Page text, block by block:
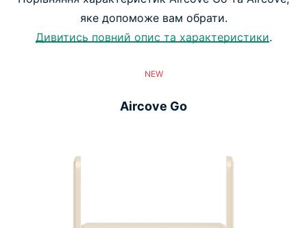
яке допоможе вам обрати.
Дивитись повний опис та характеристики.
NEW
Aircove Go